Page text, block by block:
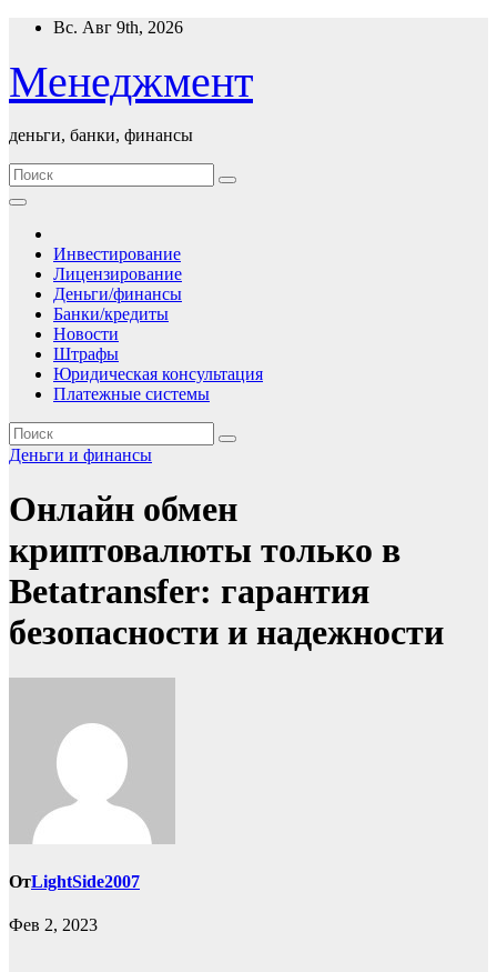
Перейти
содержимому
Вс. Авг 9th, 2026
Менеджмент
деньги, банки, финансы
Инвестирование
Лицензирование
Деньги/финансы
Банки/кредиты
Новости
Штрафы
Юридическая консультация
Платежные системы
Деньги и финансы
Онлайн обмен
криптовалюты только в
Betatransfer: гарантия
безопасности и надежности
ОтLightSide2007
Фев 2, 2023